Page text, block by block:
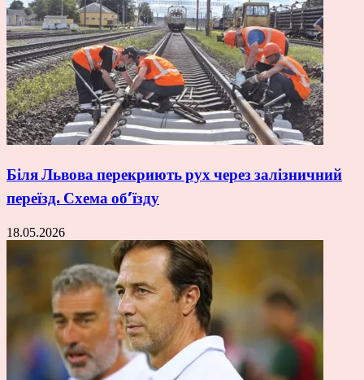
Біля Львова перекриють рух через залізничний
переїзд. Схема об’їзду
18.05.2026